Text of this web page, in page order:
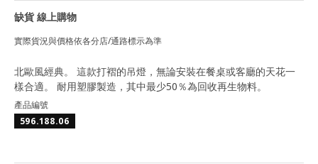
缺貨 線上購物
實際貨況與價格依各分店/通路標示為準
北歐風經典。 這款打褶的吊燈，無論安裝在餐桌或客廳的天花一
樣合適。 耐用塑膠製造，其中最少50％為回收再生物料。
產品編號
596.188.06